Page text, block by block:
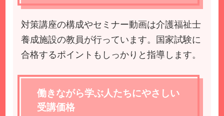
対策講座の構成やセミナー動画は介護福祉士
養成施設の教員が行っています。国家試験に
合格するポイントもしっかりと指導します。
働きながら学ぶ人たちにやさしい
受講価格